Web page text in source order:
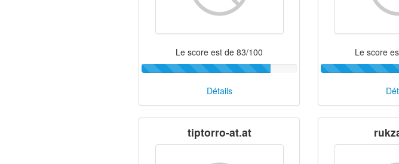
Le score est de 83/100
Détails
Le score
tiptorro-at.at